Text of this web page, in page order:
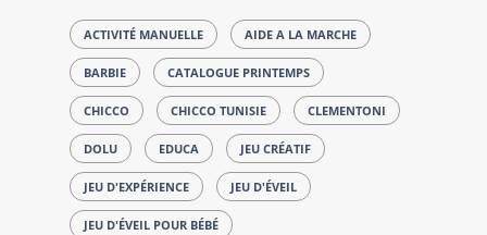
ACTIVITÉ MANUELLE AIDE A LA MARCHE
BARBIE CATALOGUE PRINTEMPS
CHICCO CHICCO TUNISIE CLEMENTONI
DOLU EDUCA JEU CRÉATIF
JEU D'EXPÉRIENCE JEU D'ÉVEIL
JEU D'ÉVEIL POUR BÉBÉ